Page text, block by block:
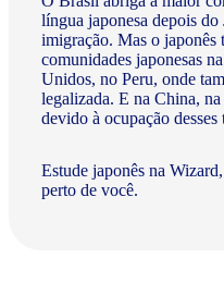
língua japonesa depois do
imigração. Mas o japonês
comunidades japonesas
Unidos, no Peru, onde
legalizada. E na China,
devido à ocupação
Estude japonês na
perto de você.